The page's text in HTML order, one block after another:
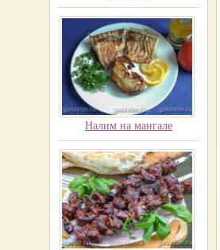
Налим на мангале